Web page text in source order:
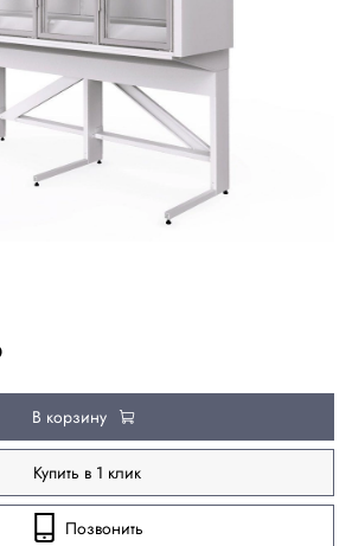
В корзину
Купить в 1 клик
Позвонить